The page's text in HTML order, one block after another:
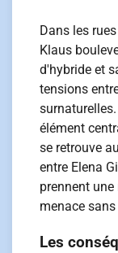
Dans les
Klaus
d'hybride et
tensions
élément
se retrouve
entre Elena
prennent
menace
Les